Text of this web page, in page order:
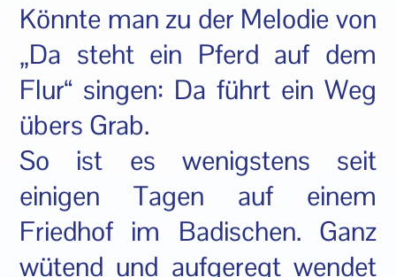
Könnte man zu der Melodie von
„Da steht ein Pferd auf dem
Flur“ singen: Da führt ein Weg
übers Grab.
So ist es wenigstens seit
einigen Tagen auf einem
Friedhof im Badischen. Ganz
wütend und aufgeregt wendet